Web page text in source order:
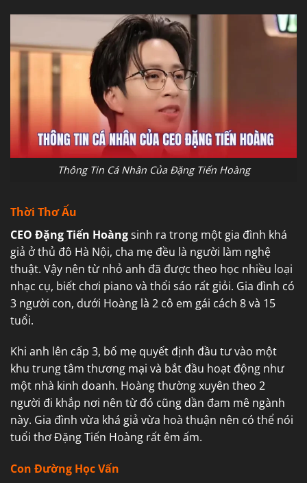
Thông Tin Cá Nhân Của Đặng Tiến Hoàng
Thời Thơ Ấu
CEO Đặng Tiến Hoàngsinh ra trong một gia đình khá
giả ở thủ đô Hà Nội, cha mẹ đều là người làm nghệ
thuật. Vậy nên từ nhỏ anh đã được theo học nhiều loại
nhạc cụ, biết chơi piano và thổi sáo rất giỏi. Gia đình có
3 người con, dưới Hoàng là 2 cô em gái cách 8 và 15
tuổi.
Khi anh lên cấp 3, bố mẹ quyết định đầu tư vào một
khu trung tâm thương mại và bắt đầu hoạt động như
một nhà kinh doanh. Hoàng thường xuyên theo 2
người đi khắp nơi nên từ đó cũng dần đam mê ngành
này. Gia đình vừa khá giả vừa hoà thuận nên có thể nói
tuổi thơ Đặng Tiến Hoàng rất êm ấm.
Con Đường Học Vấn